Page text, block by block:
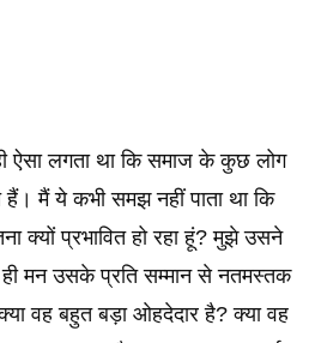
ऐसा लगता था कि समाज के कुछ लोग
मैं ये कभी समझ नहीं पाता था कि
क्यों प्रभावित हो रहा हूं? मुझे उसने
ही मन उसके प्रति सम्मान से नतमस्तक
वह बहुत बड़ा ओहदेदार है? क्या वह